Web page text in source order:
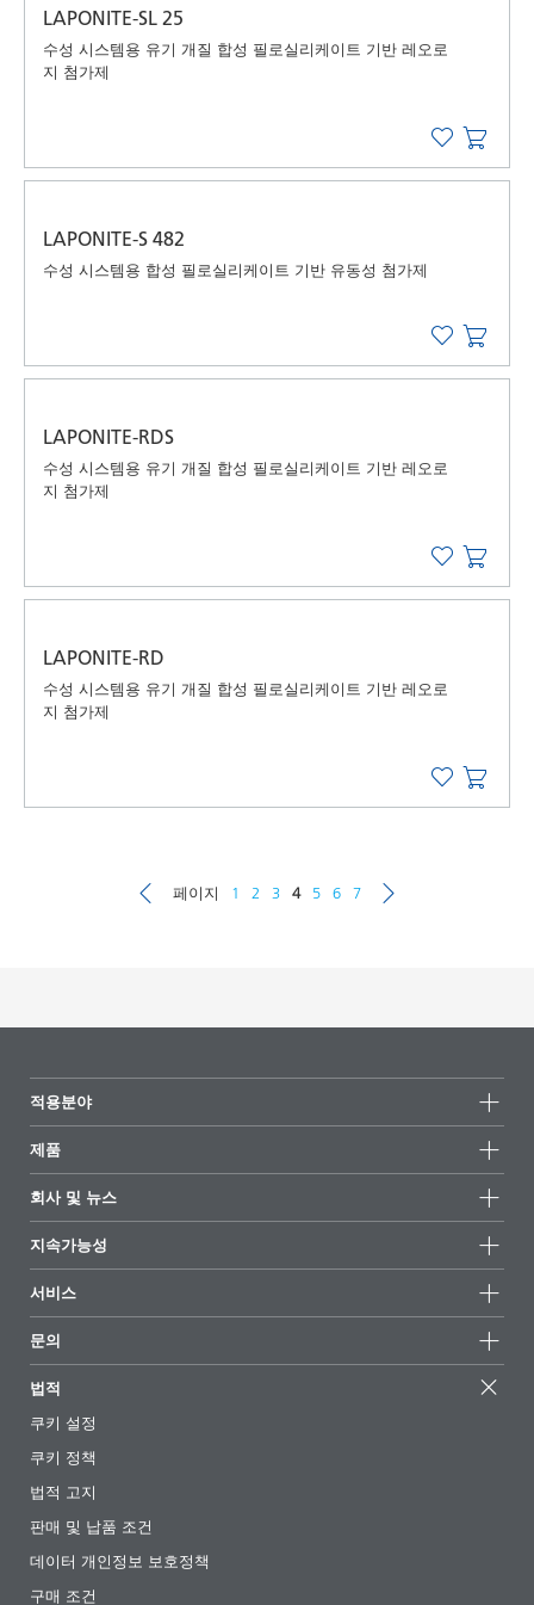
LAPONITE-SL 25
수성 시스템용 유기 개질 합성 필로실리케이트 기반 레오로
지 첨가제
LAPONITE-S 482
수성 시스템용 합성 필로실리케이트 기반 유동성 첨가제
LAPONITE-RDS
수성 시스템용 유기 개질 합성 필로실리케이트 기반 레오로
지 첨가제
LAPONITE-RD
수성 시스템용 유기 개질 합성 필로실리케이트 기반 레오로
지 첨가제
페이지 1 2 3 4 5 6 7
적용분야
제품
모든제품
하이라이트
회사 및 뉴스
뉴스
언론 및 미디어
소재지 및 판매점
전시회 및 이벤트
지속가능성
지속가능한 제품
성공 사례
EcoVadis
인증서
서비스
추천 배합
기사
전자책
규제 현황
첨가제 안내 앱
동영상
다운로드
문의
법적
쿠키 설정
쿠키 정책
법적 고지
판매 및 납품 조건
데이터 개인정보 보호정책
구매 조건